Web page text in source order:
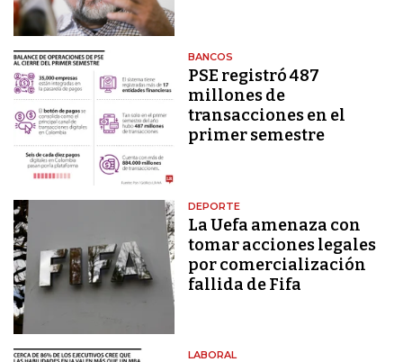
BANCOS
PSE registró 487
millones de
transacciones en el
primer semestre
DEPORTE
La Uefa amenaza con
tomar acciones legales
por comercialización
fallida de Fifa
LABORAL